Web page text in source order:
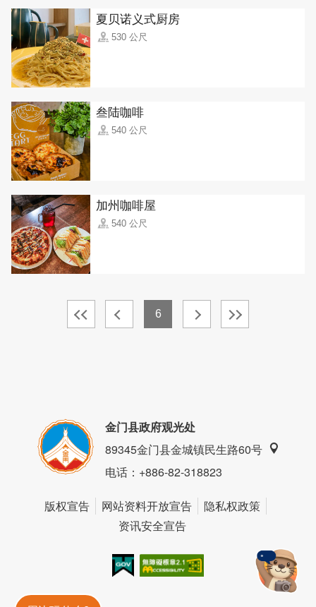
夏贝诺义式厨房
530 公尺
叁陆咖啡
540 公尺
加州咖啡屋
540 公尺
6
金门县政府观光处
89345金门县金城镇民生路60号
电话：+886-82-318823
版权宣告 网站资料开放宣告
隐私权政策
资讯安全宣告